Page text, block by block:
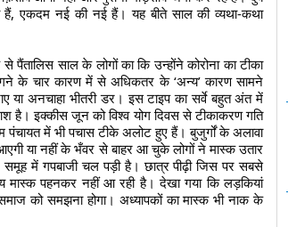
हैं, एकदम नई की नई हैं। यह बीते साल की व्यथा-कथा
साल के लोगों का कि उन्होंने कोरोना का टीका
के चार कारण में से अधिकतर के ‘अन्य’ कारण सामने
या अनचाहा भीतरी डर। इस टाइप का सर्वे बहुत अंत में
है। इक्कीस जून को विश्व योग दिवस से टीकाकरण गति
पंचायत में भी पचास टीके अलोट हुए हैं। बुजुर्गों के अलावा
या नहीं के भँवर से बाहर आ चुके लोगों ने मास्क उतार
में गपबाजी चल पड़ी है। छात्र पीढ़ी जिस पर सबसे
पहनकर नहीं आ रही है। देखा गया कि लड़कियां
को समझना होगा। अध्यापकों का मास्क भी नाक के